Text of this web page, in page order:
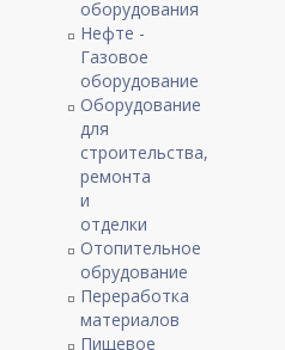
оборудования
Нефте -
Газовое
оборудование
Оборудование
для
строительства,
ремонта
и
отделки
Отопительное
обрудование
Переработка
материалов
Пищевое